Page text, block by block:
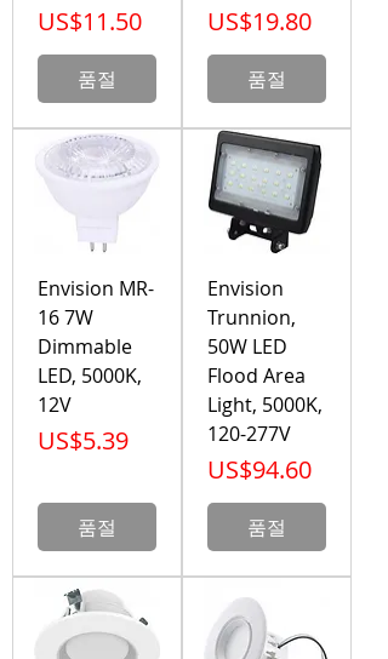
가격
US$11.50
품절
가격
US$19.80
품절
Envision MR-
16 7W
Dimmable
LED, 5000K,
12V
가격
US$5.39
품절
Envision
Trunnion,
50W LED
Flood Area
Light, 5000K,
120-277V
가격
US$94.60
품절